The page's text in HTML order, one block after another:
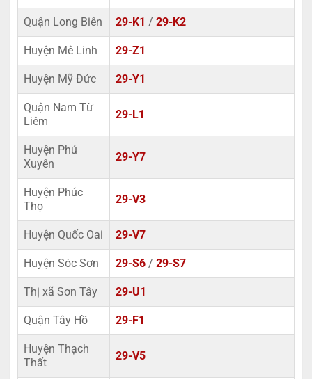
Quận Long Biên 29-K1 / 29-K2
Huyện Mê Linh 29-Z1
Huyện Mỹ Đức 29-Y1
Quận Nam Từ
Liêm
29-L1
Huyện Phú
Xuyên
29-Y7
Huyện Phúc
Thọ
29-V3
Huyện Quốc Oai 29-V7
Huyện Sóc Sơn 29-S6 / 29-S7
Thị xã Sơn Tây 29-U1
Quận Tây Hồ 29-F1
Huyện Thạch
Thất
29-V5